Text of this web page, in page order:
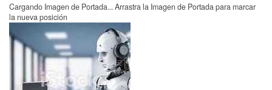
Cargando Imagen de Portada... Arrastra la Imagen de Portada para marcar
la nueva posición